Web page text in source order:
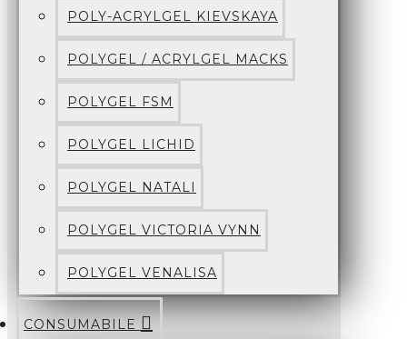
POLY-ACRYLGEL KIEVSKAYA
POLYGEL / ACRYLGEL MACKS
POLYGEL FSM
POLYGEL LICHID
POLYGEL NATALI
POLYGEL VICTORIA VYNN
POLYGEL VENALISA
CONSUMABILE